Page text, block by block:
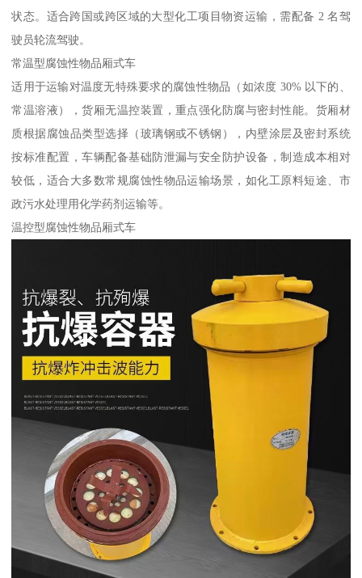
状态。适合跨国或跨区域的大型化工项目物资运输，需配备 2 名驾
驶员轮流驾驶。​
常温型腐蚀性物品厢式车​
适用于运输对温度无特殊要求的腐蚀性物品（如浓度 30% 以下的、
常温溶液），货厢无温控装置，重点强化防腐与密封性能。货厢材
质根据腐蚀品类型选择（玻璃钢或不锈钢），内壁涂层及密封系统
按标准配置，车辆配备基础防泄漏与安全防护设备，制造成本相对
较低，适合大多数常规腐蚀性物品运输场景，如化工原料短途、市
政污水处理用化学药剂运输等。​
温控型腐蚀性物品厢式车​